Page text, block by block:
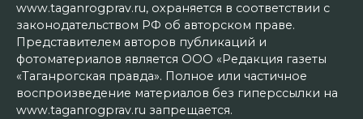
www.taganrogprav.ru, охраняется в соответствии с
законодательством РФ об авторском праве.
Представителем авторов публикаций и
фотоматериалов является ООО «Редакция газеты
«Таганрогская правда». Полное или частичное
воспроизведение материалов без гиперссылки на
www.taganrogprav.ru запрещается.